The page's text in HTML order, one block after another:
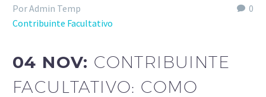
0
Por Admin Temp
Contribuinte Facultativo
04 NOV: CONTRIBUINTE
FACULTATIVO: COMO